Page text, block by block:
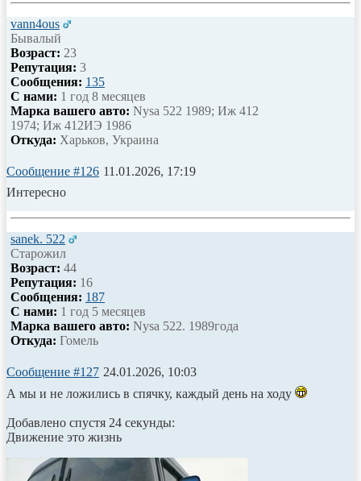
vann4ous
Бывалый
Возраст: 23
Репутация: 3
Сообщения: 135
С нами: 1 год 8 месяцев
Марка вашего авто: Nysa 522 1989; Иж 412
1974; Иж 412ИЭ 1986
Откуда: Харьков, Украина
Сообщение #126 11.01.2026, 17:19
Интересно
sanek. 522
Старожил
Возраст: 44
Репутация: 16
Сообщения: 187
С нами: 1 год 5 месяцев
Марка вашего авто: Nysa 522. 1989года
Откуда: Гомель
Сообщение #127 24.01.2026, 10:03
А мы и не ложились в спячку, каждый день на ходу
Добавлено спустя 24 секунды:
Движение это жизнь